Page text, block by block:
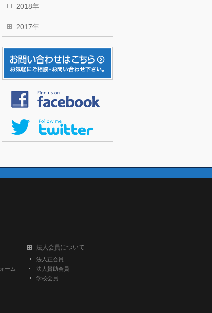
2018年
2017年
ーム
法人会員について
法人正会員
法人賛助会員
学校会員